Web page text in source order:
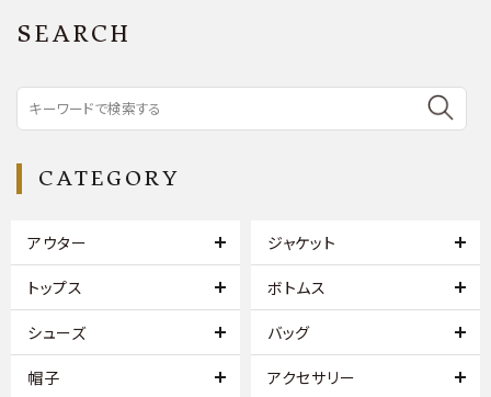
SEARCH
CATEGORY
アウター ジャケット
トップス ボトムス
シューズ バッグ
帽子 アクセサリー